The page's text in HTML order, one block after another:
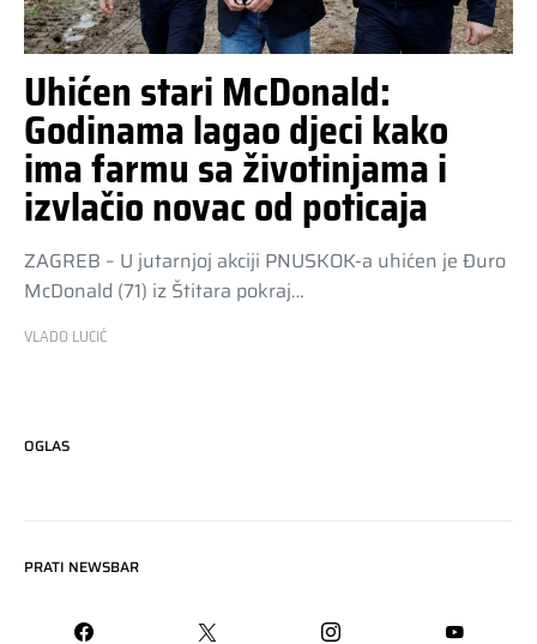
Uhićen stari McDonald:
Godinama lagao djeci kako
ima farmu sa životinjama i
izvlačio novac od poticaja
ZAGREB – U jutarnjoj akciji PNUSKOK-a uhićen je Đuro
McDonald (71) iz Štitara pokraj…
VLADO LUCIĆ
OGLAS
PRATI NEWSBAR